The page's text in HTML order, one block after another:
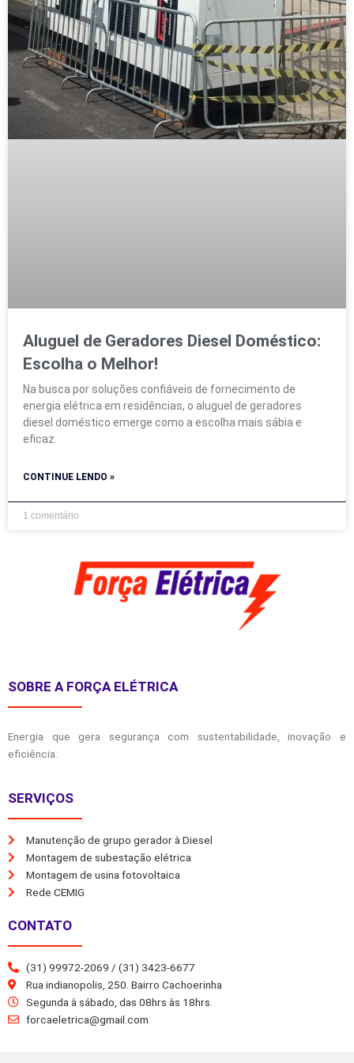
Aluguel de Geradores Diesel Doméstico:
Escolha o Melhor!
Na busca por soluções confiáveis de fornecimento de
energia elétrica em residências, o aluguel de geradores
diesel doméstico emerge como a escolha mais sábia e
eficaz.
CONTINUE LENDO »
1 comentário
SOBRE A FORÇA ELÉTRICA
Energia que gera segurança com sustentabilidade, inovação e
eficiência.
SERVIÇOS
Manutenção de grupo gerador à Diesel
Montagem de subestação elétrica
Montagem de usina fotovoltaica
Rede CEMIG
CONTATO
(31) 99972-2069 / (31) 3423-6677
Rua indianopolis, 250. Bairro Cachoerinha
Segunda à sábado, das 08hrs às 18hrs.
forcaeletrica@gmail.com